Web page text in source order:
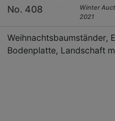
No. 408
Winter
2021
Weihnachtsbaumständer,
Bodenplatte, Landschaft